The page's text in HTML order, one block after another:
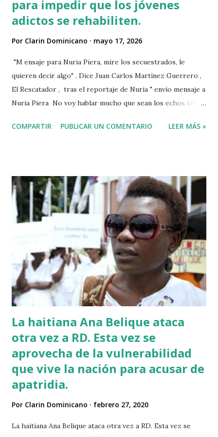
para impedir que los jóvenes
adictos se rehabiliten.
Por Clarin Dominicano mayo 17, 2026
"M ensaje para Nuria Piera, mire los secuestrados, le
quieren decir algo" . Dice Juan Carlos Martínez Guerrero ,
El Rescatador , tras el reportaje de Nuria " envío mensaje a
Nuria Piera No voy hablar mucho que sean los echos team"
ayudar a las personas de mi país me iba a traer tanto
Instagram A post shared by Juan carlos martinez Guerrero
(@elrescatador528) Mas abajo de dejamos el video del
reportaje de Nuria Piera PARTE 1 PARTE 2
COMPARTIR PUBLICAR UN COMENTARIO LEER MÁS »
La haitiana Ana Belique ataca
otra vez a RD. Esta vez se
aprovecha de la vulnerabilidad
que vive la nación para acusar de
apatridia.
Por Clarin Dominicano febrero 27, 2020
La haitiana Ana Belique ataca otra vez a RD. Esta vez se